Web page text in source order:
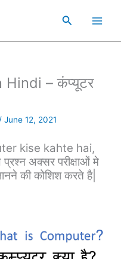
Search
– कंप्यूटर
/ June 12, 2021
kise kahte hai,
अक्सर परीक्षाओं मे
की कोशिश करते है|